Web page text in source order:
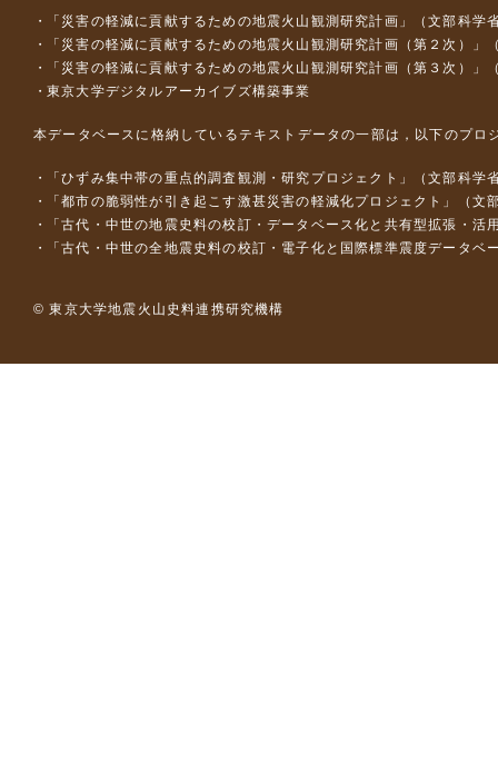
「災害の軽減に貢献するための地震火山観測研究計画」（文部科学
「災害の軽減に貢献するための地震火山観測研究計画（第２次）」
「災害の軽減に貢献するための地震火山観測研究計画（第３次）」
東京大学デジタルアーカイブズ構築事業
本データベースに格納しているテキストデータの一部は，以下のプロ
「ひずみ集中帯の重点的調査観測・研究プロジェクト」（文部科
「都市の脆弱性が引き起こす激甚災害の軽減化プロジェクト」（
「古代・中世の地震史料の校訂・データベース化と共有型拡張・
「古代・中世の全地震史料の校訂・電子化と国際標準震度データ
© 東京大学地震火山史料連携研究機構